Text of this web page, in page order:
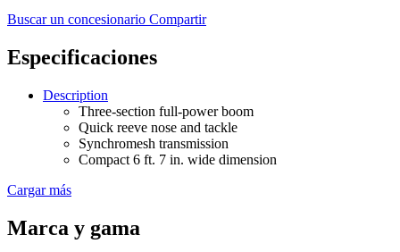
Buscar un concesionario Compartir
Especificaciones
Description
Three-section full-power boom
Quick reeve nose and tackle
Synchromesh transmission
Compact 6 ft. 7 in. wide dimension
Cargar más
Marca y gama